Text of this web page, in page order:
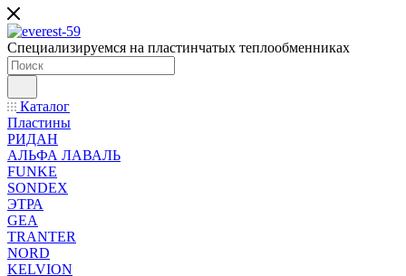
Специализируемся на пластинчатых теплообменниках
Каталог
Пластины
РИДАН
АЛЬФА ЛАВАЛЬ
FUNKE
SONDEX
ЭТРА
GEA
TRANTER
NORD
KELVION